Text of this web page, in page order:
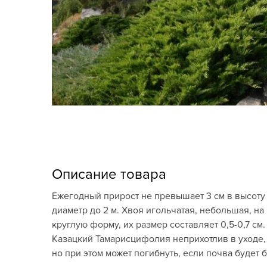
Кашпо, пластик,
керамика
Комнатные горшечные
растения
Консервация и
виноделие
Новогодняя продукция
Отдых в саду, пикник
Подарочные карты
Описание товара
Ежегодный прирост не превышает 3 см в высоту
диаметр до 2 м. Хвоя игольчатая, небольшая,
круглую форму, их размер составляет 0,5-0,7
Казацкий Тамарисцифолия неприхотлив в
но при этом может погибнуть, если почва